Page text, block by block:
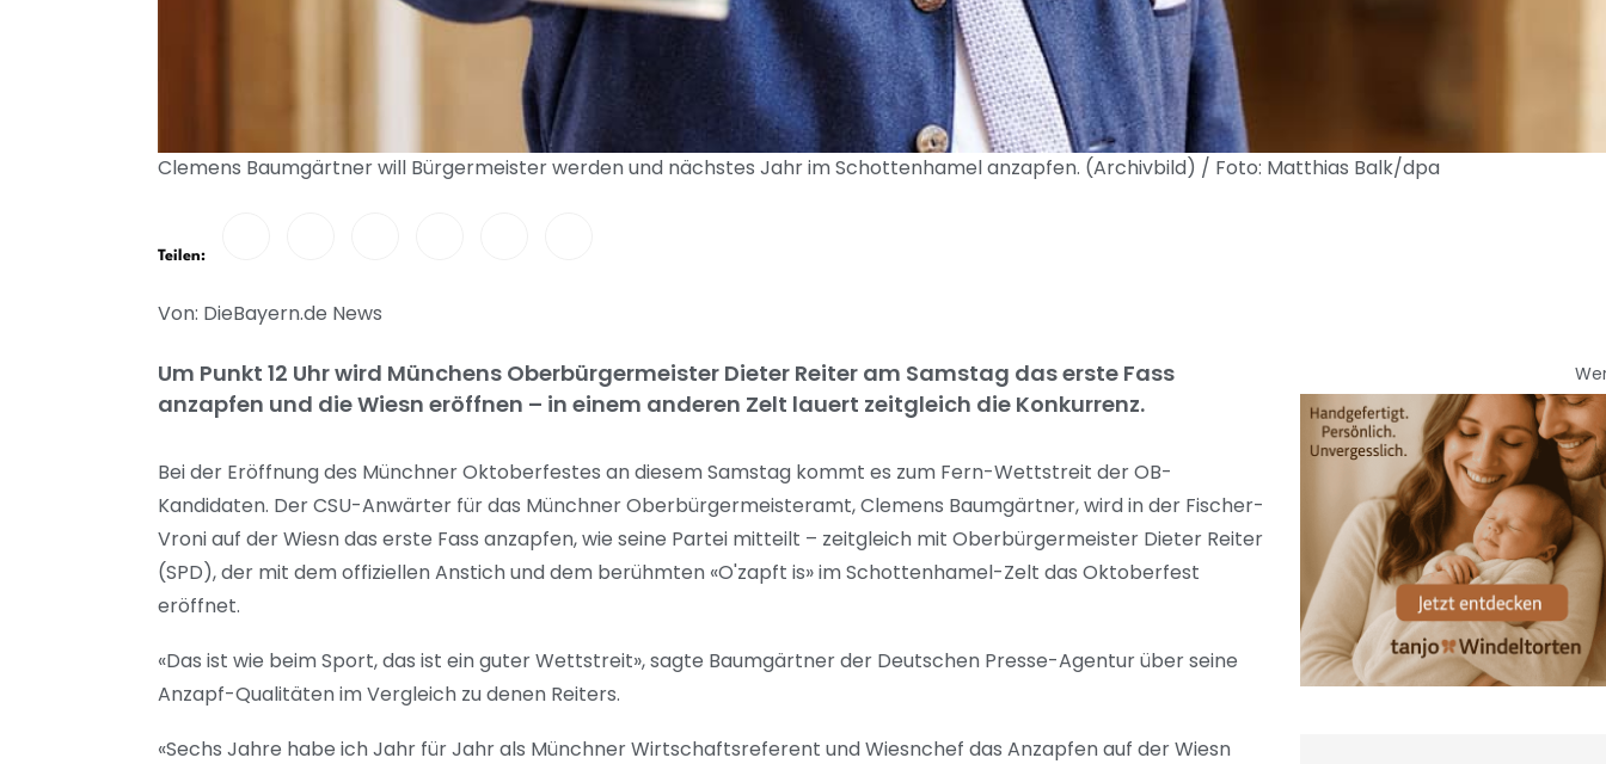
Clemens Baumgärtner will Bürgermeister werden und nächstes Jahr im Schottenhamel anzapfen. (Archivbild) / Foto: Matthias Balk/dpa
Teilen:
Von: DieBayern.de News
Um Punkt 12 Uhr wird Münchens Oberbürgermeister Dieter Reiter am Samstag das erste Fass
anzapfen und die Wiesn eröffnen – in einem anderen Zelt lauert zeitgleich die Konkurrenz.
Bei der Eröffnung des Münchner Oktoberfestes an diesem Samstag kommt es zum Fern-Wettstreit der OB-
Kandidaten. Der CSU-Anwärter für das Münchner Oberbürgermeisteramt, Clemens Baumgärtner, wird in der Fischer-
Vroni auf der Wiesn das erste Fass anzapfen, wie seine Partei mitteilt – zeitgleich mit Oberbürgermeister Dieter Reiter
(SPD), der mit dem offiziellen Anstich und dem berühmten «O'zapft is» im Schottenhamel-Zelt das Oktoberfest
eröffnet.
«Das ist wie beim Sport, das ist ein guter Wettstreit», sagte Baumgärtner der Deutschen Presse-Agentur über seine
Anzapf-Qualitäten im Vergleich zu denen Reiters.
«Sechs Jahre habe ich Jahr für Jahr als Münchner Wirtschaftsreferent und Wiesnchef das Anzapfen auf der Wiesn